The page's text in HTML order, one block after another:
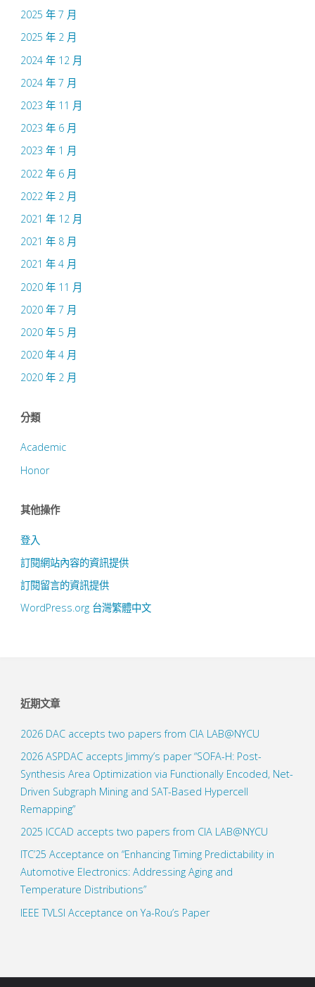
2025 年 7 月
2025 年 2 月
2024 年 12 月
2024 年 7 月
2023 年 11 月
2023 年 6 月
2023 年 1 月
2022 年 6 月
2022 年 2 月
2021 年 12 月
2021 年 8 月
2021 年 4 月
2020 年 11 月
2020 年 7 月
2020 年 5 月
2020 年 4 月
2020 年 2 月
分類
Academic
Honor
其他操作
登入
訂閱網站內容的資訊提供
訂閱留言的資訊提供
WordPress.org 台灣繁體中文
近期文章
2026 DAC accepts two papers from CIA LAB@NYCU
2026 ASPDAC accepts Jimmy’s paper “SOFA-H: Post-
Synthesis Area Optimization via Functionally Encoded, Net-
Driven Subgraph Mining and SAT-Based Hypercell
Remapping”
2025 ICCAD accepts two papers from CIA LAB@NYCU
ITC’25 Acceptance on “Enhancing Timing Predictability in
Automotive Electronics: Addressing Aging and
Temperature Distributions”
IEEE TVLSI Acceptance on Ya-Rou’s Paper